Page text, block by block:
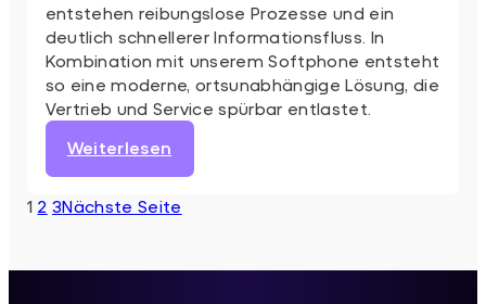
entstehen reibungslose Prozesse und ein
deutlich schnellerer Informationsfluss. In
Kombination mit unserem Softphone entsteht
so eine moderne, ortsunabhängige Lösung, die
Vertrieb und Service spürbar entlastet.
Weiterlesen
ZOHO
Schnittstelle
1 2 3Nächste Seite